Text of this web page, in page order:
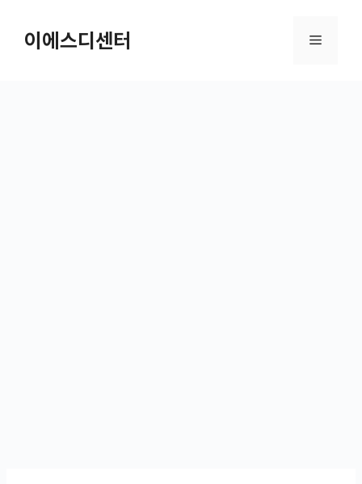
건너뛰기이에스디센터 메뉴